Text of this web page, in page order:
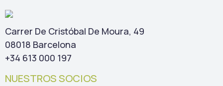
Carrer De Cristóbal De Moura, 49
08018 Barcelona
+34 613 000 197
NUESTROS SOCIOS